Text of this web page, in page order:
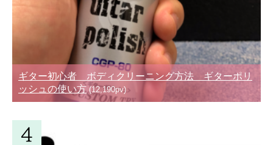
ギター初心者 ボディクリーニング方法 ギターポリ
ッシュの使い方(12,190pv)